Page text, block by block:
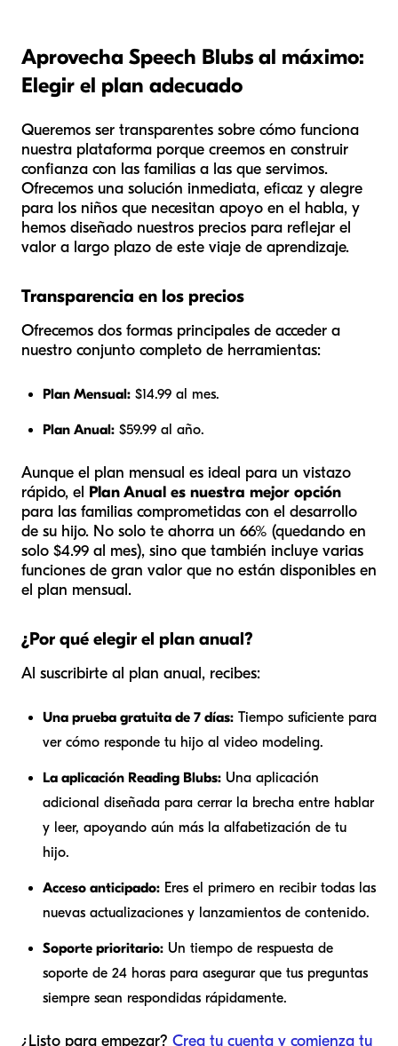
Aprovecha Speech Blubs al máximo:
Elegir el plan adecuado
Queremos ser transparentes sobre cómo funciona
nuestra plataforma porque creemos en construir
confianza con las familias a las que servimos.
Ofrecemos una solución inmediata, eficaz y alegre
para los niños que necesitan apoyo en el habla, y
hemos diseñado nuestros precios para reflejar el
valor a largo plazo de este viaje de aprendizaje.
Transparencia en los precios
Ofrecemos dos formas principales de acceder a
nuestro conjunto completo de herramientas:
Plan Mensual: $14.99 al mes.
Plan Anual: $59.99 al año.
Aunque el plan mensual es ideal para un vistazo
rápido, el Plan Anual es nuestra mejor opción
para las familias comprometidas con el desarrollo
de su hijo. No solo te ahorra un 66% (quedando en
solo $4.99 al mes), sino que también incluye varias
funciones de gran valor que no están disponibles en
el plan mensual.
¿Por qué elegir el plan anual?
Al suscribirte al plan anual, recibes:
Una prueba gratuita de 7 días: Tiempo suficiente para
ver cómo responde tu hijo al video modeling.
La aplicación Reading Blubs: Una aplicación
adicional diseñada para cerrar la brecha entre hablar
y leer, apoyando aún más la alfabetización de tu
hijo.
Acceso anticipado: Eres el primero en recibir todas las
nuevas actualizaciones y lanzamientos de contenido.
Soporte prioritario: Un tiempo de respuesta de
soporte de 24 horas para asegurar que tus preguntas
siempre sean respondidas rápidamente.
¿Listo para empezar? Crea tu cuenta y comienza tu